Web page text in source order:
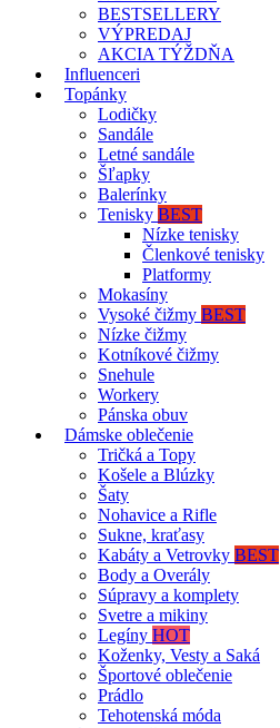
BESTSELLERY
VÝPREDAJ
AKCIA TÝŽDŇA
Influenceri
Topánky
Lodičky
Sandále
Letné sandále
Šľapky
Balerínky
Tenisky BEST
Nízke tenisky
Členkové tenisky
Platformy
Mokasíny
Vysoké čižmy BEST
Nízke čižmy
Kotníkové čižmy
Snehule
Workery
Pánska obuv
Dámske oblečenie
Tričká a Topy
Košele a Blúzky
Šaty
Nohavice a Rifle
Sukne, kraťasy
Kabáty a Vetrovky BEST
Body a Overály
Súpravy a komplety
Svetre a mikiny
Legíny HOT
Koženky, Vesty a Saká
Športové oblečenie
Prádlo
Tehotenská móda